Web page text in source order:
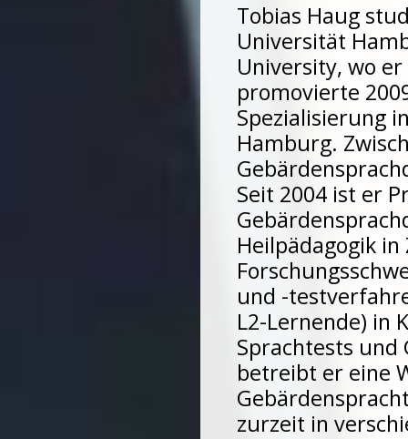
Tobias Haug
Universität
University, wo
promovierte
Spezialisierung
Hamburg.
Seit 2004 ist er
Heilpädagogik
und -
L2-Lernende) in
Sprachtests und
betreibt er eine
zurzeit in